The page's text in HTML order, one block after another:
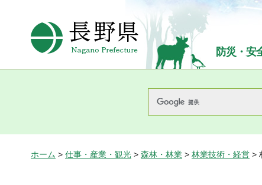
長野県Nagano Prefecture
防災・安
ホーム > 仕事・産業・観光 > 森林・林業 > 林業技術・経営 >